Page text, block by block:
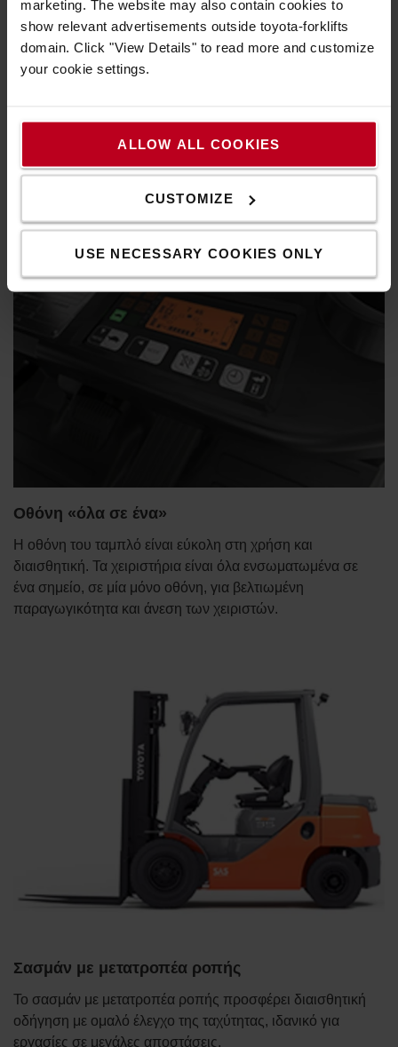
marketing. The website may also contain cookies to
show relevant advertisements outside toyota-forklifts
domain. Click "View Details" to read more and customize
your cookie settings.
ALLOW ALL COOKIES
CUSTOMIZE
USE NECESSARY COOKIES ONLY
Άριστη περιμετρική ορατότητα
φορτίου και του περιβάλλοντος.
Οθόνη «όλα σε ένα»
Η οθόνη του ταμπλό είναι εύκολη στη χρήση και
διαισθητική. Τα χειριστήρια είναι όλα ενσωματωμένα σε
ένα σημείο, σε μία μόνο οθόνη, για βελτιωμένη
παραγωγικότητα και άνεση των χειριστών.
Σασμάν με μετατροπέα ροπής
Το σασμάν με μετατροπέα ροπής προσφέρει διαισθητική
οδήγηση με ομαλό έλεγχο της ταχύτητας, ιδανικό για
εργασίες σε μεγάλες αποστάσεις.